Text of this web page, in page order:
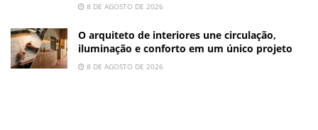
8 DE AGOSTO DE 2026
O arquiteto de interiores une circulação,
iluminação e conforto em um único projeto
8 DE AGOSTO DE 2026